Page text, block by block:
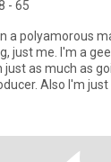
- 65
a polyamorous
just me. I'm a
just as much as
Also I'm